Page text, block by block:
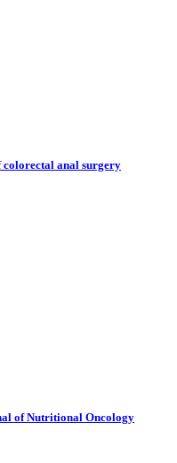
anal surgery
of Nutritional Oncology